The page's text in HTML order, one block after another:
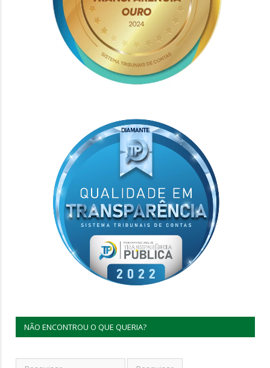
NÃO ENCONTROU O QUE QUERIA?